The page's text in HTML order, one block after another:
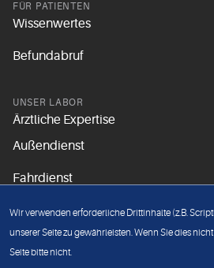
FÜR PATIENTEN
Wissenwertes
Befundabruf
UNSER LABOR
Ärztliche Expertise
Außendienst
Fahrdienst
Unsere Grundsätze
Wir verwenden erforderliche Drittinhalte (z.B.
unserer Seite zu gewährleisten. Wenn Sie dies
Seite bitte nicht.